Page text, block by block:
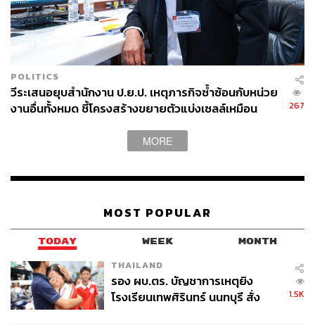
POLITICS
วีระเสนอยุบสำนักงาน ป.ย.ป. เหตุภารกิจซ้ำซ้อนกับหน่วย
งานอื่นทั้งหมด ชี้โครงสร้างขยายตัวแบ่งเซลล์เหมือน
267
MORE
MOST POPULAR
TODAY WEEK MONTH
THAILAND
รอง ผบ.ตร. บัญชาการเหตุยิง
โรงเรียนเทพศิรินทร์ นนทบุรี สั่ง
1.5K